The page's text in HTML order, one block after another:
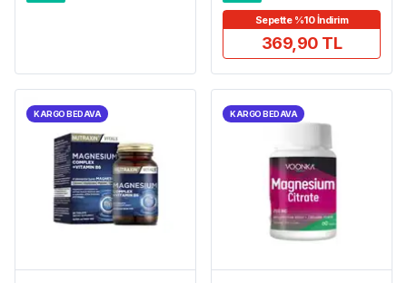
Sepette %10 İndirim
369,90 TL
KARGO BEDAVA KARGO BEDAVA